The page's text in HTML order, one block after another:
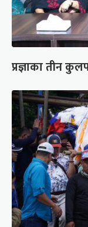
प्रज्ञाका तीन